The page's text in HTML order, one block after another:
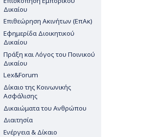
Δικαίου
Επιθεώρηση Ακινήτων (ΕπΑκ)
Εφημερίδα Διοικητικού
Δικαίου
Πράξη και Λόγος του Ποινικού
Δικαίου
Lex&Forum
Δίκαιο της Κοινωνικής
Ασφάλισης
Δικαιώματα του Ανθρώπου
Διαιτησία
Ενέργεια & Δίκαιο